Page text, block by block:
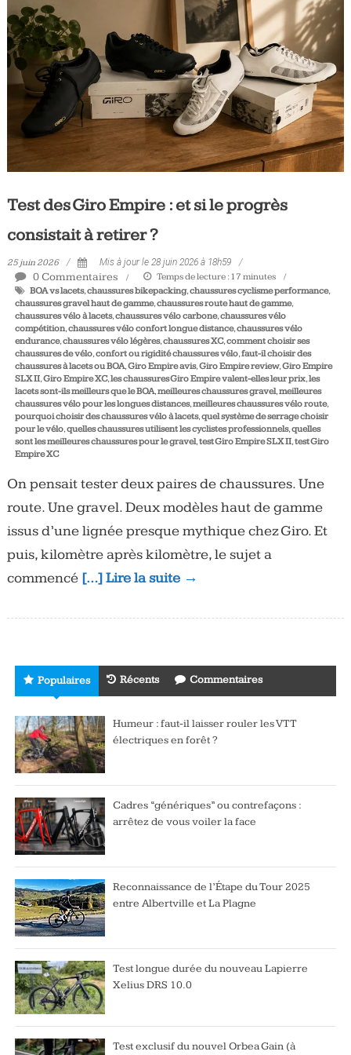
Tous
les
jours,
votre
actualité
triathlon
Test des Giro Empire : et si le progrès
consistait à retirer ?
25 juin 2026 Mis à jour le 28 juin 2026 à 18h59
0 Commentaires Temps de lecture : 17 minutes
BOA vs lacets,chaussures bikepacking,chaussures cyclisme performance,
chaussures gravel haut de gamme,chaussures route haut de gamme,
chaussures vélo à lacets,chaussures vélo carbone,chaussures vélo
compétition,chaussures vélo confort longue distance,chaussures vélo
endurance,chaussures vélo légères,chaussures XC,comment choisir ses
chaussures de vélo,confort ou rigidité chaussures vélo,faut-il choisir des
chaussures à lacets ou BOA,Giro Empire avis,Giro Empire review,Giro Empire
SLX II,Giro Empire XC,les chaussures Giro Empire valent-elles leur prix,les
lacets sont-ils meilleurs que le BOA,meilleures chaussures gravel,meilleures
chaussures vélo pour les longues distances,meilleures chaussures vélo route,
pourquoi choisir des chaussures vélo à lacets,quel système de serrage choisir
pour le vélo,quelles chaussures utilisent les cyclistes professionnels,quelles
sont les meilleures chaussures pour le gravel,test Giro Empire SLX II,test Giro
Empire XC
On pensait tester deux paires de chaussures. Une
route. Une gravel. Deux modèles haut de gamme
issus d’une lignée presque mythique chez Giro. Et
puis, kilomètre après kilomètre, le sujet a
commencé […] Lire la suite →
Populaires Récents Commentaires
Humeur : faut-il laisser rouler les VTT
électriques en forêt ?
Cadres “génériques” ou contrefaçons :
arrêtez de vous voiler la face
Reconnaissance de l’Étape du Tour 2025
entre Albertville et La Plagne
Test longue durée du nouveau Lapierre
Xelius DRS 10.0
Test exclusif du nouvel Orbea Gain (à